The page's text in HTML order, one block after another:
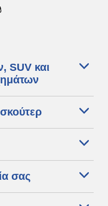
SUV και
σας